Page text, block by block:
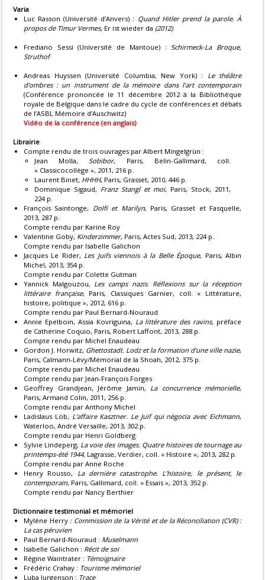
Varia
Luc Rasson (Université d’Anvers) : Quand Hitler prend la parole. À
propos de Timur Vermes, Er ist wieder da (2012)
Frediano Sessi (Université de Mantoue) : Schirmeck-La Broque,
Struthof
Andreas Huyssen (Université Columbia, New York) : Le théâtre
d’ombres : un instrument de la mémoire dans l’art contemporain
(Conférence prononcée le 11 décembre 2012 à la Bibliothèque
royale de Belgique dans le cadre du cycle de conférences et débats
de l’ASBL Mémoire d’Auschwitz)
Vidéo de la conférence (en anglais)
Librairie
Compte rendu de trois ouvrages par Albert Mingelgrün :
Jean Molla,Sobibor, Paris, Belin-Gallimard, coll.
« Classicocollège », 2011, 216 p.
Laurent Binet, HHHH, Paris, Grasset, 2010, 446 p.
Dominique Sigaud, Franz Stangl et moi, Paris, Stock, 2011,
224 p.
François Saintonge, Dolfi et Marilyn, Paris, Grasset et Fasquelle,
2013, 287 p.
Compte rendu par Karine Roy
Valentine Goby, Kinderzimmer, Paris, Actes Sud, 2013, 224 p.
Compte rendu par Isabelle Galichon
Jacques Le Rider, Les Juifs viennois à la Belle Époque, Paris, Albin
Michel, 2013, 354 p.
Compte rendu par Colette Gutman
Yannick Malgouzou, Les camps nazis. Réflexions sur la réception
littéraire française, Paris, Classiques Garnier, coll. « Littérature,
histoire, politique », 2012, 616 p.
Compte rendu par Paul Bernard-Nouraud
Annie Epelboin, Assia Kovriguina, La littérature des ravins, préface
de Catherine Coquio, Paris, Robert Laffont, 2013, 288 p.
Compte rendu par Michel Enaudeau
Gordon J. Horwitz, Ghettostadt. Lodz et la formation d’une ville nazie,
Paris, Calmann-Lévy/Mémorial de la Shoah, 2012, 375 p.
Compte rendu par Michel Enaudeau
Compte rendu par Jean-François Forges
Geoffrey Grandjean, Jérôme Jamin, La concurrence mémorielle,
Paris, Armand Colin, 2011, 256 p.
Compte rendu par Anthony Michel
Ladislaus Löb, L’affaire Kasztner. Le Juif qui négocia avec Eichmann,
Waterloo, André Versaille, 2013, 302 p.
Compte rendu par Henri Goldberg
Sylvie Lindeperg, La voie des images. Quatre histoires de tournage au
printemps-été 1944, Lagrasse, Verdier, coll. « Histoire », 2013, 282 p.
Compte rendu par Anne Roche
Henry Rousso, La dernière catastrophe. L’histoire, le présent, le
contemporain, Paris, Gallimard, coll. « Essais », 2013, 352 p.
Compte rendu par Nancy Berthier
Dictionnaire testimonial et mémoriel
Mylène Herry : Commission de la Vérité et de la Réconciliation (CVR) :
La cas péruvien
Paul Bernard-Nouraud : Muselmann
Isabelle Galichon : Récit de soi
Régine Waintrater : Témoignaire
Frédéric Crahay : Tourisme mémoriel
Luba Jurgenson : Trace